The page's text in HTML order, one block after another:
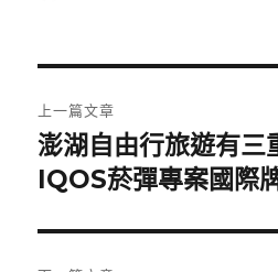
章
導
覽
上一篇文章
上
一
文
章:
澎湖自由行旅遊有三
IQOS菸彈專案國際